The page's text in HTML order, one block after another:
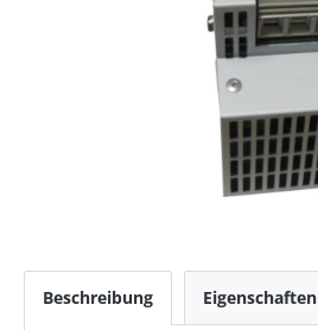
Beschreibung Eigenschaften